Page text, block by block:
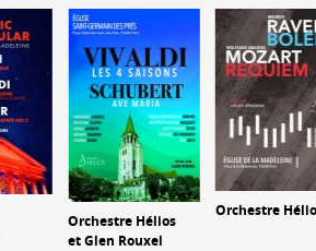
Orchestre Hélios
et Glen Rouxel
Orchestre